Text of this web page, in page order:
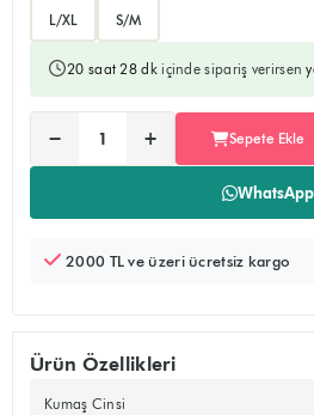
L/XL S/M
20 saat 28 dkiçinde sipariş verirsen
Adet:
− + Sepete Ekle
WhatsApp
Ürünü sepete ekler, alışverişe devam
Doğrudan ödeme sayfasına yönlendirir
2000 TL ve üzeri ücretsiz kargo
Ürün Özellikleri
Kumaş Cinsi